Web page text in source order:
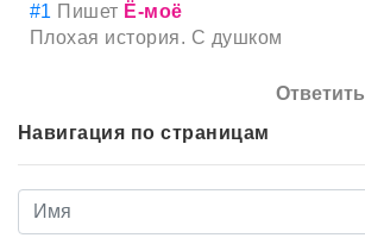
#1 Пишет Ё-моё
Плохая история. С душком
Ответить
Навигация по страницам